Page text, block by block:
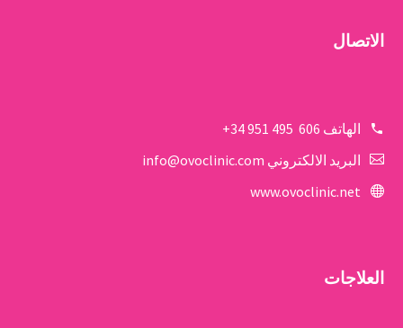
الاتصال
الهاتف 606 495 951 34+
البريد الالكتروني info@ovoclinic.com
www.ovoclinic.net
العلاجات